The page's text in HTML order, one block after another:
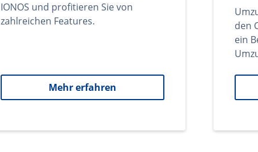
IONOS und profitieren Sie von
zahlreichen Features.
Mehr erfahren
den
ein